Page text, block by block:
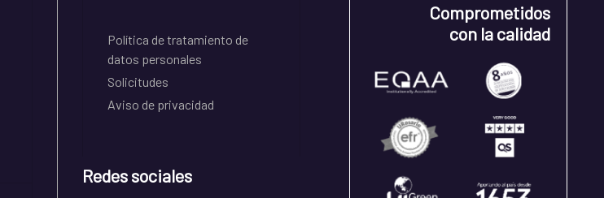
Política de tratamiento de
datos personales
Solicitudes
Aviso de privacidad
Redes sociales
Comprometidos
con la calidad